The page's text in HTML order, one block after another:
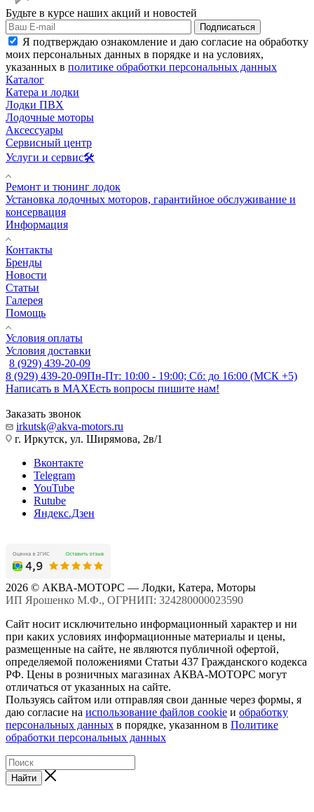
Будьте в курсе наших акций и новостей
Подписаться
Я подтверждаю ознакомление и даю согласие на обработку
моих персональных данных в порядке и на условиях,
указанных в политике обработки персональных данных
Каталог
Катера и лодки
Лодки ПВХ
Лодочные моторы
Аксессуары
Сервисный центр
Услуги и сервис🛠️
Ремонт и тюнинг лодок
Установка лодочных моторов, гарантийное обслуживание и
консервация
Информация
Контакты
Бренды
Новости
Статьи
Галерея
Помощь
Условия оплаты
Условия доставки
8 (929) 439-20-09
8 (929) 439-20-09Пн-Пт: 10:00 - 19:00; Сб: до 16:00 (МСК +5)
Написать в MAXЕсть вопросы пишите нам!
Заказать звонок
irkutsk@akva-motors.ru
г. Иркутск, ул. Ширямова, 2в/1
Вконтакте
Telegram
YouTube
Rutube
Яндекс.Дзен
2026 © АКВА-МОТОРС — Лодки, Катера, Моторы
ИП Ярошенко М.Ф., ОГРНИП: 324280000023590
Сайт носит исключительно информационный характер и ни
при каких условиях информационные материалы и цены,
размещенные на сайте, не являются публичной офертой,
определяемой положениями Статьи 437 Гражданского кодекса
РФ. Цены в розничных магазинах АКВА-МОТОРС могут
отличаться от указанных на сайте.
Пользуясь сайтом или отправляя свои данные через формы, я
даю согласие на использование файлов cookie и обработку
персональных данных в порядке, указанном в Политике
обработки персональных данных
Найти